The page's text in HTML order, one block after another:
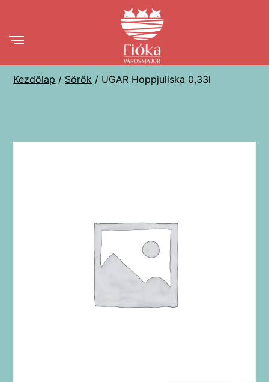
Kezdőlap / Sörök / UGAR Hoppjuliska 0,33l